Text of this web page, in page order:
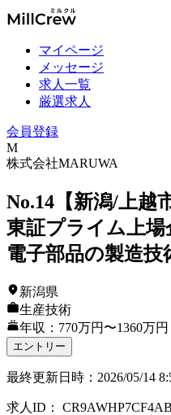
マイページ
メッセージ
求人一覧
厳選求人
会員登録
M
株式会社MARUWA
No.14【新潟/上越
東証プライム上
電子部品の製造技
新潟県
生産技術
年収：770万円〜1360万円
エントリー
最終更新日時 ： 2026/05/14
求人ID ：